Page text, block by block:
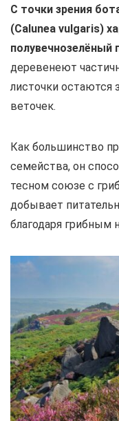
С точки зрения
(Calunea vulgaris)
полувечнозелёный
деревенеют
листочки остаются
веточек.
Как большинство
семейства, он
тесном союзе с
добывает
благодаря грибным